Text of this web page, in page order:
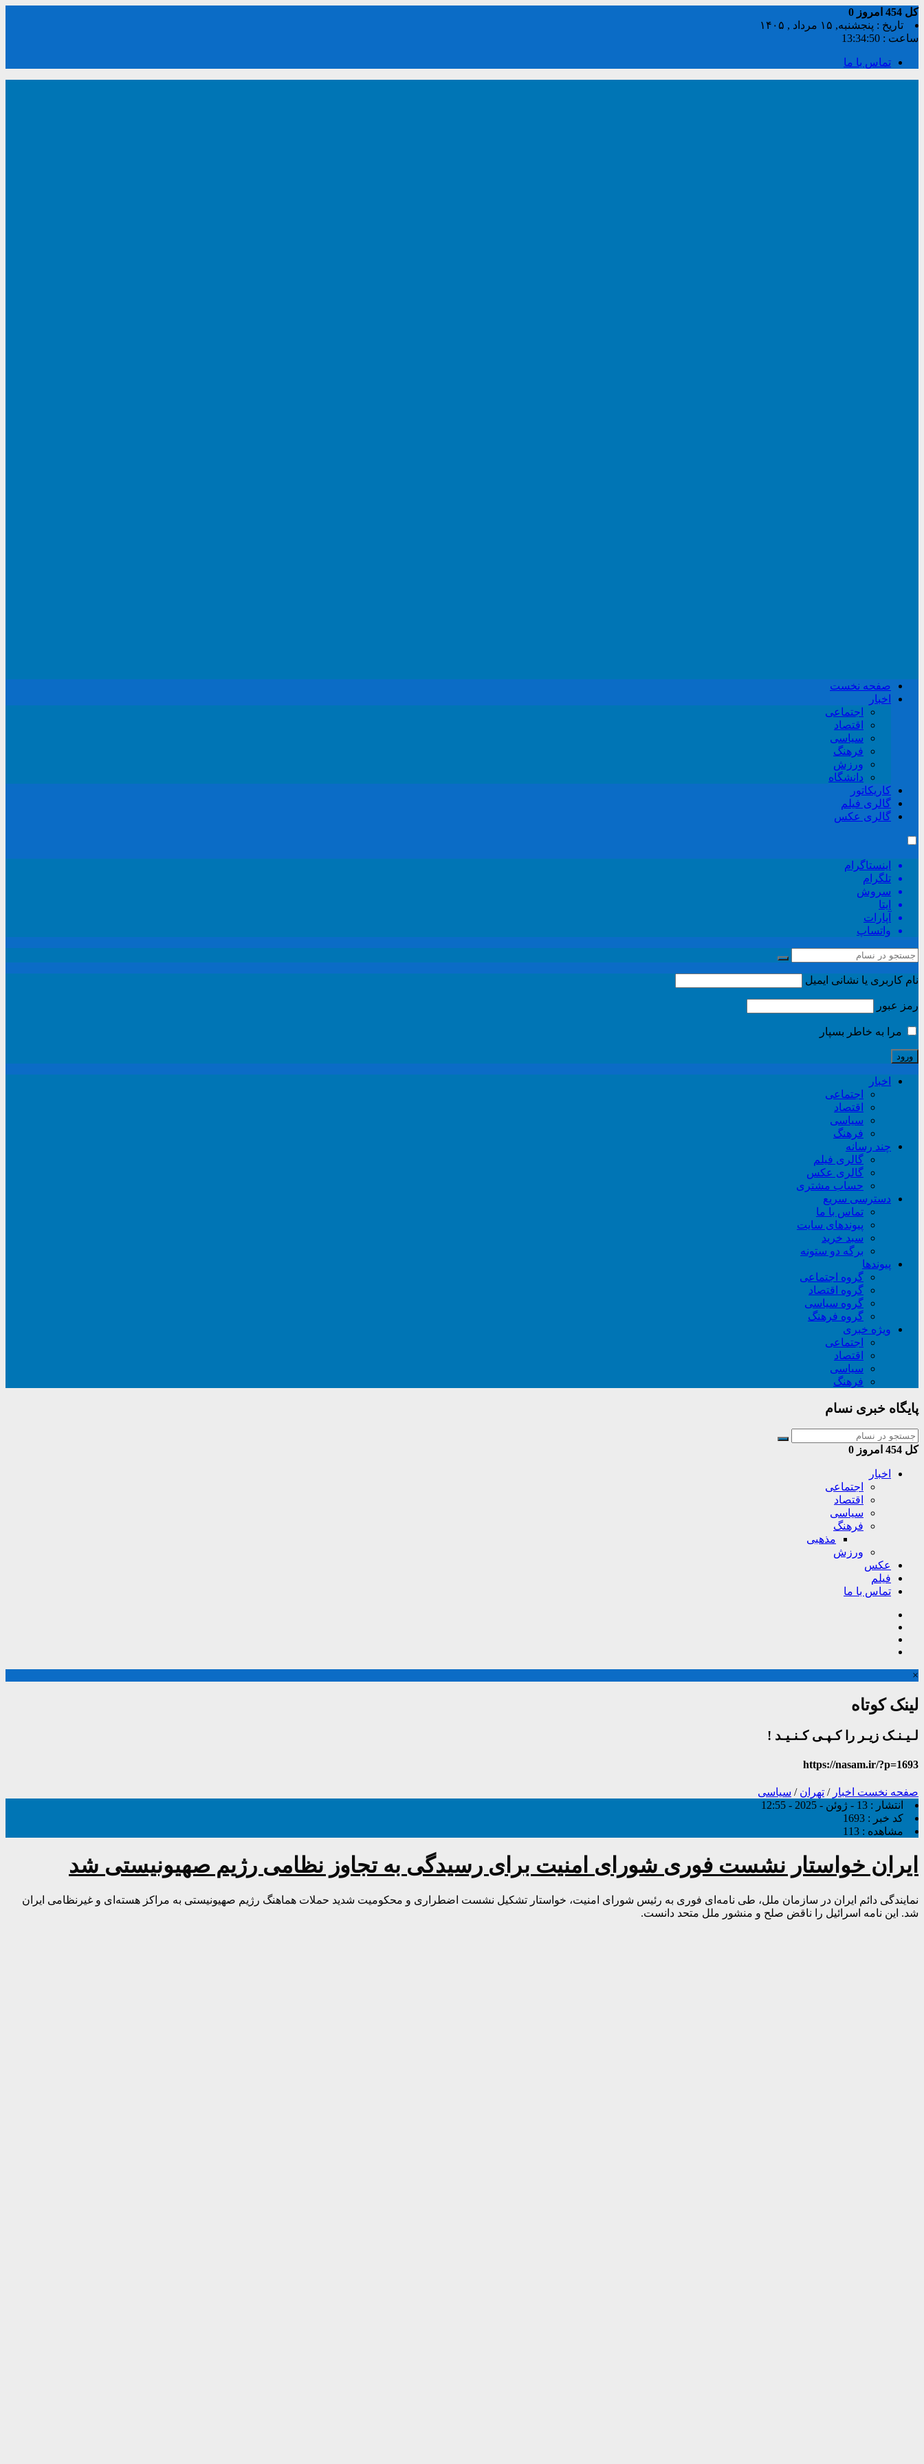
کل امروز 0
تاریخ : پنجشنبه, ۱۵ مرداد , ۱۴۰۵
ساعت : 13:34:51
تماس با ما
صفحه نخست
اخبار
اجتماعی
اقتصاد
سیاسی
فرهنگ
ورزش
دانشگاه
کاریکاتور
گالری فیلم
گالری عکس
اینستاگرام
تلگرام
سروش
ایتا
آپارات
واتساپ
نام کاربری یا نشانی ایمیل
رمز عبور
مرا به خاطر بسپار
اخبار
اجتماعی
اقتصاد
سیاسی
فرهنگ
چند رسانه
گالری فیلم
گالری عکس
حساب مشتری
دسترسی سریع
تماس با ما
پیوندهای سایت
سبد خريد
برگه دو ستونه
پیوندها
گروه اجتماعی
گروه اقتصاد
گروه سیاسی
گروه فرهنگ
ویژه خبری
اجتماعی
اقتصاد
سیاسی
فرهنگ
پایگاه خبری نسام
کل امروز 0
اخبار
اجتماعی
اقتصاد
سیاسی
فرهنگ
مذهبی
ورزش
عکس
فیلم
تماس با ما
×
لینک کوتاه
لـیـنـک زیـر را کـپـی کـنـیـد !
https://nasam.ir/?p=1693
صفحه نخست اخبار / تهران / سیاسی
انتشار : 13 - ژوئن - 2025 - 12:55
کد خبر : 1693
مشاهده : 113
ایران خواستار نشست فوری شورای امنیت برای رسیدگی به تجاوز نظامی رژیم صهیونیستی شد
نمایندگی دائم ایران در سازمان ملل، طی نامه‌ای فوری به رئیس شورای امنیت، خواستار تشکیل نشست اضطراری و محکومیت شدید حملات هماهنگ رژیم صهیونیستی به مراکز هسته‌ای و غیرنظامی ایران
شد. این نامه اسرائیل را ناقض صلح و منشور ملل متحد دانست.